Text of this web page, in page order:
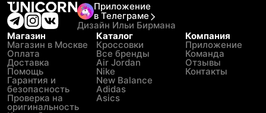
Приложение
в Телеграме
Дизайн Ильи Бирмана
Магазин
Магазин в Москве
Оплата
Доставка
Помощь
Гарантия и
безопасность
Проверка на
оригинальность
Каталог
Кроссовки
Все бренды
Air Jordan
Nike
New Balance
Adidas
Asics
Компания
Приложение
Команда
Отзывы
Контакты